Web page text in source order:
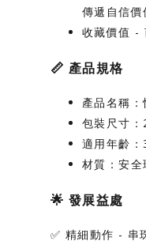
傳遞自信價
收藏價值 -
📏 產品規格
產品名稱
包裝尺寸
適用年齡
材質 ：安
🌟 發展益處
✅ 精細動作 - 串